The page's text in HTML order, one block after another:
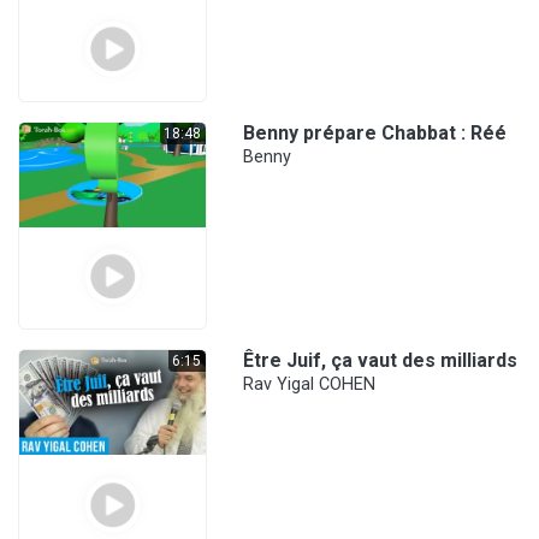
18:48 Benny prépare Chabbat : Réé
Benny
6:15 Être Juif, ça vaut des milliards
Rav Yigal COHEN